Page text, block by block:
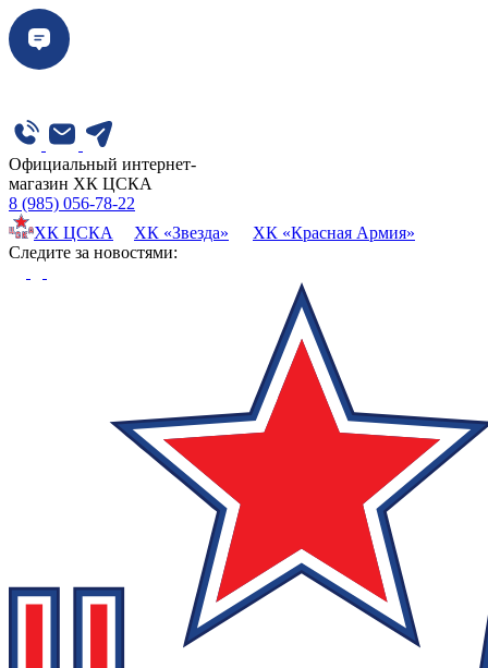
Официальный интернет-
магазин ХК ЦСКА
8 (985) 056-78-22
ХК ЦСКА
ХК «Звезда»
ХК «Красная Армия»
Cледите за новостями: